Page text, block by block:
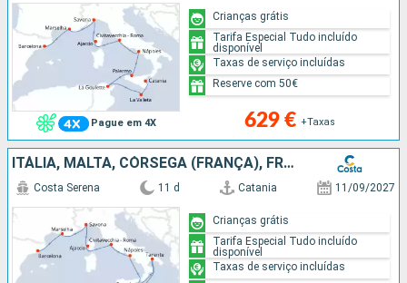
Pague em 4X 629 € +Taxas
Crianças grátis
Tarifa Especial Tudo incluído
disponível
Taxas de serviço incluídas
Reserve com 50€
ITÁLIA, MALTA, CÓRSEGA (FRANÇA), FRANÇA, ESPANHA
Costa Serena 11 d Catania 11/09/2027
Crianças grátis
Tarifa Especial Tudo incluído
disponível
Taxas de serviço incluídas